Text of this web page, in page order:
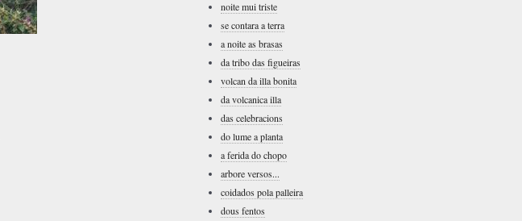
noite mui triste
se contara a terra
a noite as brasas
da tribo das figueiras
volcan da illa bonita
da volcanica illa
das celebracions
do lume a planta
a ferida do chopo
arbore versos...
coidados pola palleira
dous fentos